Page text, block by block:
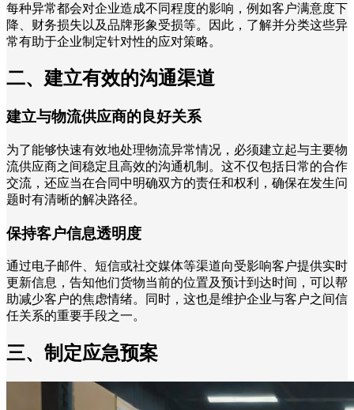
每种异常都会对企业造成不同程度的影响，例如客户满意度下
降、财务损失以及品牌形象受损等。因此，了解并分类这些异
常有助于企业制定针对性的应对策略。
二、建立有效的沟通渠道
建立与物流供应商的良好关系
为了能够快速有效地处理物流异常情况，必须建立起与主要物
流供应商之间稳定且高效的沟通机制。这不仅包括日常的合作
交流，还应当在合同中明确双方的责任和权利，确保在发生问
题时有清晰的解决路径。
保持客户信息透明度
通过电子邮件、短信或社交媒体等渠道向受影响客户提供实时
更新信息，告知他们货物当前的位置及预计到达时间，可以帮
助减少客户的焦虑情绪。同时，这也是维护企业与客户之间信
任关系的重要手段之一。
三、制定应急预案